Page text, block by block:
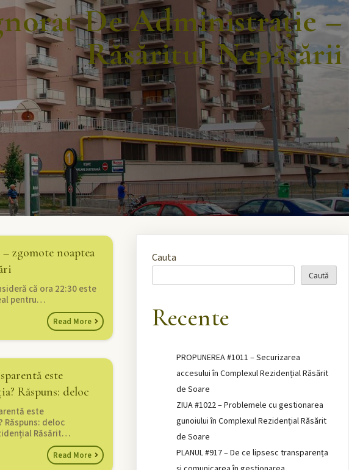
De Administrație –
Răsăritul Nepăsării
zgomote noaptea
că ora 22:30 este
pentru…
Read More
este
Răspuns: deloc
este
deloc
Răsărit…
Read More
Cauta
Caută
Recente
PROPUNEREA #1011 – Securizarea
accesului în Complexul Rezidențial Răsărit
de Soare
ZIUA #1022 – Problemele cu gestionarea
gunoiului în Complexul Rezidențial Răsărit
de Soare
PLANUL #917 – De ce lipsesc transparența